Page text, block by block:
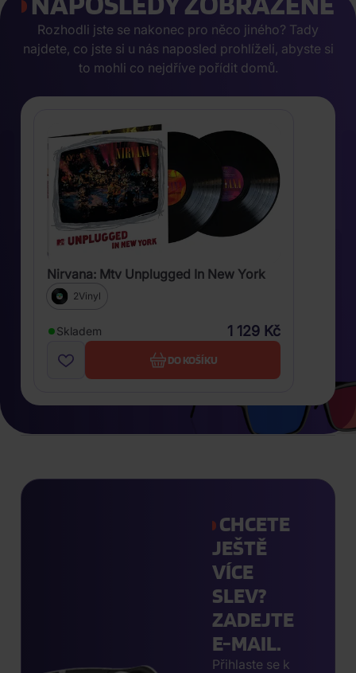
Rozhodli jste se nakonec pro něco jiného? Tady
najdete, co jste si u nás naposled prohlíželi, abyste si
to mohli co nejdříve pořídit domů.
Nirvana: Mtv Unplugged In New York
2Vinyl
Skladem 1 129 Kč
DO KOŠÍKU
CHCETE
JEŠTĚ
VÍCE
SLEV?
ZADEJTE
E-MAIL.
Přihlaste se k